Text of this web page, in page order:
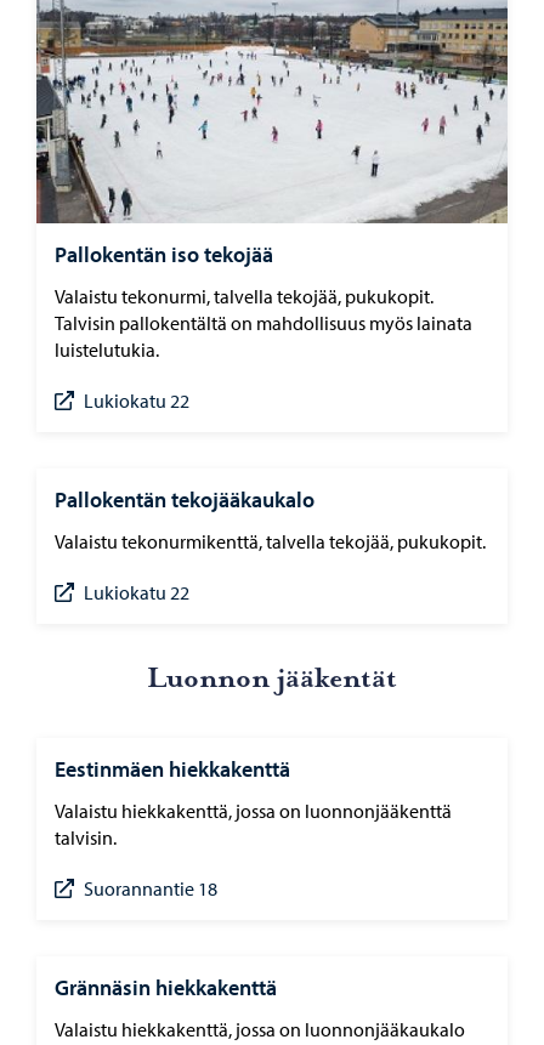
Pallokentän iso tekojää
Valaistu tekonurmi, talvella tekojää, pukukopit.
Talvisin pallokentältä on mahdollisuus myös lainata
luistelutukia.
Lukiokatu 22
Pallokentän tekojääkaukalo
Valaistu tekonurmikenttä, talvella tekojää, pukukopit.
Lukiokatu 22
Luon­non jää­ken­tät
Eestinmäen hiekkakenttä
Valaistu hiekkakenttä, jossa on luonnonjääkenttä
talvisin.
Suorannantie 18
Grännäsin hiekkakenttä
Valaistu hiekkakenttä, jossa on luonnonjääkaukalo